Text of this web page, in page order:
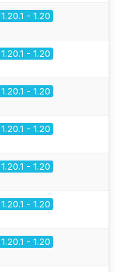
1.20.1 - 1.20
1.20.1 - 1.20
1.20.1 - 1.20
1.20.1 - 1.20
1.20.1 - 1.20
1.20.1 - 1.20
1.20.1 - 1.20